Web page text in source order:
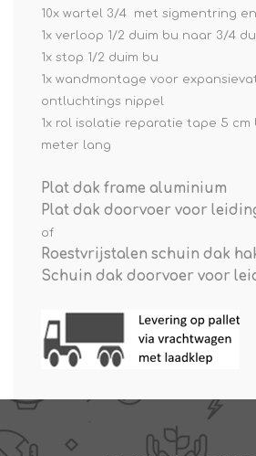
10x wartel 3/4 met sigmentring
1x verloop 1/2 duim bu naar 3/4
1x stop 1/2 duim bu
1x wandmontage voor
ontluchtings nippel
1x rol isolatie reparatie tape 5 cm
meter lang
Plat dak frame aluminium
Plat dak doorvoer voor
of
Roestvrijstalen schuin dak
Schuin dak doorvoer voor